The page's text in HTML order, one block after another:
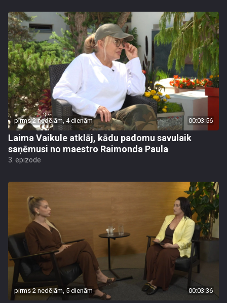
pirms 2 nedēļām, 4 dienām 00:03:56
Laima Vaikule atklāj, kādu padomu savulaik
saņēmusi no maestro Raimonda Paula
3. epizode
pirms 2 nedēļām, 5 dienām 00:03:36